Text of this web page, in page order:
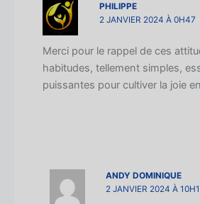
PHILIPPE
2 JANVIER 2024 À 0H47
Merci pour le rappel de ces
habitudes, tellement simples,
puissantes pour cultiver la joie
ANDY DOMINIQUE
2 JANVIER 2024 À